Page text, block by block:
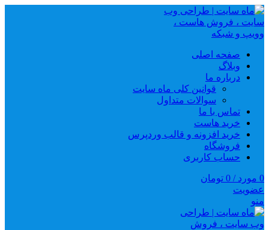
صفحه اصلی
وبلاگ
درباره ما
قوانین کلی ماه سایت
سوالات متداول
تماس با ما
خرید هاست
خرید افزونه و قالب وردپرس
فروشگاه
حساب کاربری
0 مورد /
0 تومان
عضویت
منو